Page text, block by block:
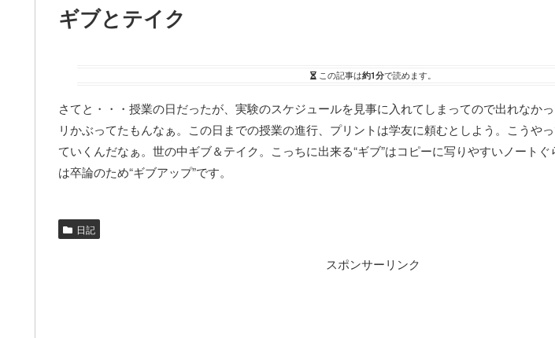
ギブとテイク
この記事は約1分で読めます。
さてと・・・授業の日だったが、実験のスケジュールを見事に入れてしまってので出れなか
リかぶってたもんなぁ。この日までの授業の進行、プリントは学友に頼むとしよう。こうや
ていくんだなぁ。世の中ギブ＆テイク。こっちに出来る“ギブ”はコピーに写りやすいノート
は卒論のため“ギブアップ”です。
日記
スポンサーリンク